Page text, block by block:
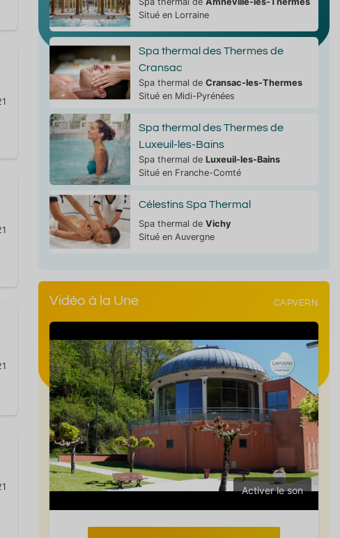
Situé en Lorraine
Spa thermal des Thermes de
Cransac
Spa thermal de Cransac-les-Thermes
Situé en Midi-Pyrénées
Spa thermal des Thermes de
Luxeuil-les-Bains
Spa thermal de Luxeuil-les-Bains
Situé en Franche-Comté
Célestins Spa Thermal
Spa thermal de Vichy
Situé en Auvergne
Vidéo à la Une CAPVERN
Activer le son